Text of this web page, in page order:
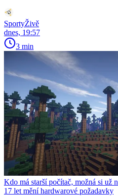
SportyŽivě
dnes, 19:57
3 min
Kdo má starší počítač, možná si už
17 let mění hardwarové požadavky